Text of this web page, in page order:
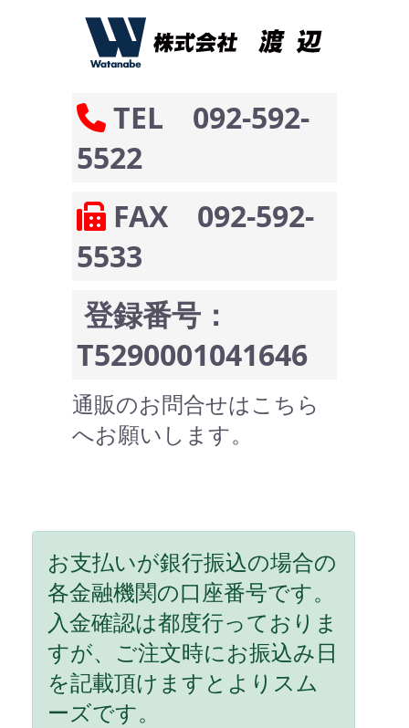
TEL 092-592-
5522
FAX 092-592-
5533
登録番号：
T5290001041646
通販のお問合せはこちら
へお願いします。
お支払いが銀行振込の場合の
各金融機関の口座番号です。
入金確認は都度行っておりま
すが、ご注文時にお振込み日
を記載頂けますとよりスム
ーズです。